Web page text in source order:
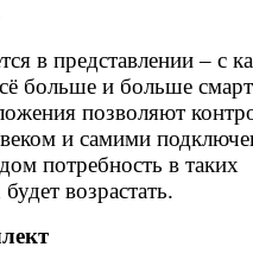
в представлении – с
больше и больше
позволяют
и самими
потребность в таких
возрастать.